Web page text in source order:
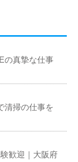
の真摯な仕事
清掃の仕事を
歓迎｜大阪府